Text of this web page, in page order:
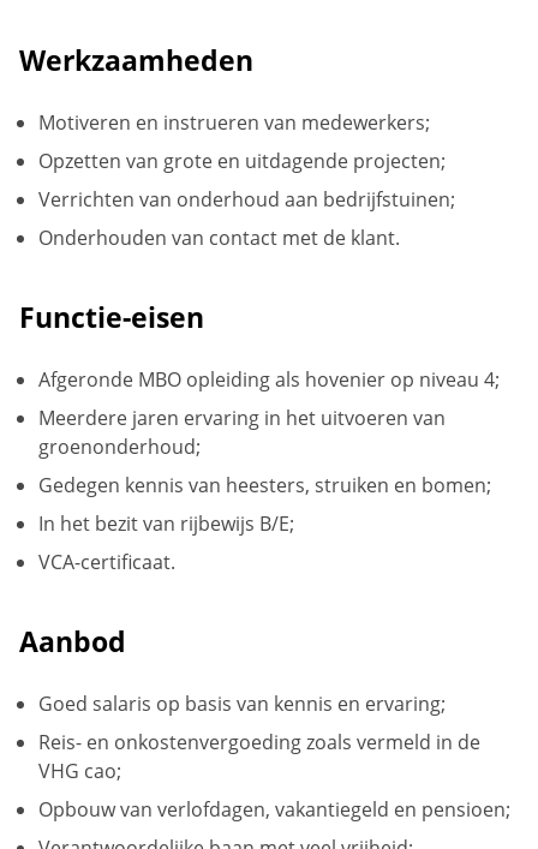
Werkzaamheden
Motiveren en instrueren van medewerkers;
Opzetten van grote en uitdagende projecten;
Verrichten van onderhoud aan bedrijfstuinen;
Onderhouden van contact met de klant.
Functie-eisen
Afgeronde MBO opleiding als hovenier op niveau 4;
Meerdere jaren ervaring in het uitvoeren van
groenonderhoud;
Gedegen kennis van heesters, struiken en bomen;
In het bezit van rijbewijs B/E;
VCA-certificaat.
Aanbod
Goed salaris op basis van kennis en ervaring;
Reis- en onkostenvergoeding zoals vermeld in de
VHG cao;
Opbouw van verlofdagen, vakantiegeld en pensioen;